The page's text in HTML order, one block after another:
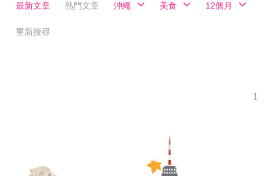
最新文章 熱門文章 沖繩 美食 12個月
重新搜尋
1